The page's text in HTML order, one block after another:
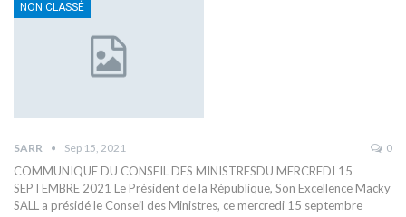
NON CLASSÉ
SARR Sep 15, 2021 0
COMMUNIQUE DU CONSEIL DES MINISTRESDU MERCREDI 15
SEPTEMBRE 2021 Le Président de la République, Son Excellence Macky
SALL a présidé le Conseil des Ministres, ce mercredi 15 septembre